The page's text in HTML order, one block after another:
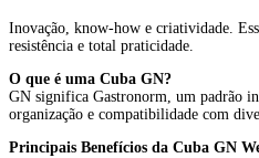
Inox
c/
Weck
quantidade
Inovação, know-how e criatividade.
resistência e total praticidade.
O que é uma Cuba GN?
GN significa Gastronorm, um padrão
organização e compatibilidade com
Principais Benefícios da Cuba GN